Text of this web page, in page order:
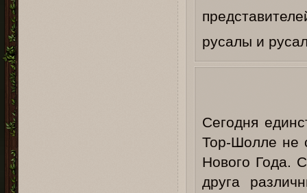
русалы и
Сегодня
Тор-Шолле не
Нового Года.
друга